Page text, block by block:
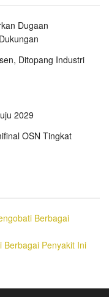
Dugaan
Ditopang Industri
2029
OSN Tingkat
Berbagai
Berbagai Penyakit Ini